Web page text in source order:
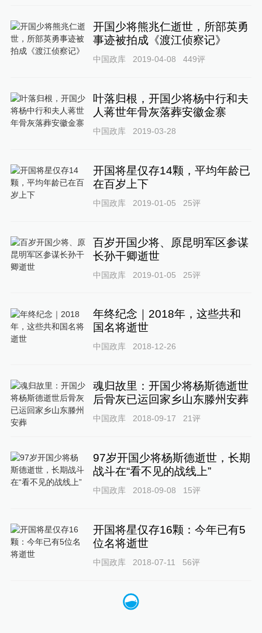
开国少将熊兆仁逝世，所部英勇
事迹被拍成《渡江侦察记》
中国政库 2019-04-08 449评
叶落归根，开国少将杨中行和夫
人蒋世年骨灰落葬安徽金寨
中国政库 2019-03-28
开国将星仅存14颗，平均年龄已
在百岁上下
中国政库 2019-01-05 25评
百岁开国少将、原昆明军区参谋
长孙干卿逝世
中国政库 2019-01-05 25评
年终纪念｜2018年，这些共和
国名将逝世
中国政库 2018-12-26
魂归故里：开国少将杨斯德逝世
后骨灰已运回家乡山东滕州安葬
中国政库 2018-09-17 21评
97岁开国少将杨斯德逝世，长期
战斗在“看不见的战线上”
中国政库 2018-09-08 15评
开国将星仅存16颗：今年已有5
位名将逝世
中国政库 2018-07-11 56评